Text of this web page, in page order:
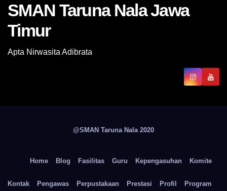
SMAN Taruna Nala Jawa
Timur
Apta Nirwasita Adibrata
@SMAN Taruna Nala 2020
Home Blog Fasilitas Guru Kepengasuhan Komite
Kontak Pengawas Perpustakaan Prestasi Profil Program